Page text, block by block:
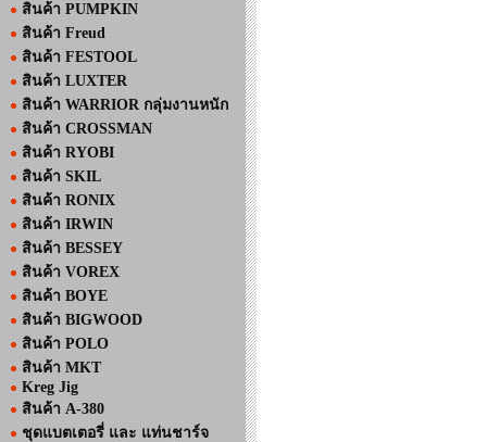
สินค้า PUMPKIN
สินค้า Freud
สินค้า FESTOOL
สินค้า LUXTER
สินค้า WARRIOR กลุ่มงานหนัก
สินค้า CROSSMAN
สินค้า RYOBI
สินค้า SKIL
สินค้า RONIX
สินค้า IRWIN
สินค้า BESSEY
สินค้า VOREX
สินค้า BOYE
สินค้า BIGWOOD
สินค้า POLO
สินค้า MKT
Kreg Jig
สินค้า A-380
ชุดแบตเตอรี่ และ แท่นชาร์จ